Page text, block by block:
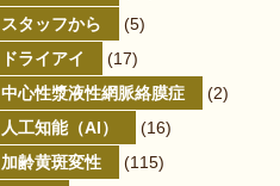
スタッフから
(5)
ドライアイ
(17)
中心性漿液性網脈絡膜症
(2)
人工知能（AI）
(16)
加齢黄斑変性
(115)